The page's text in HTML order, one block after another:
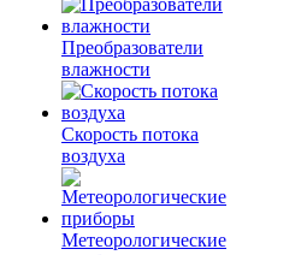
Преобразователи
влажности
Скорость потока
воздуха
Метеорологические